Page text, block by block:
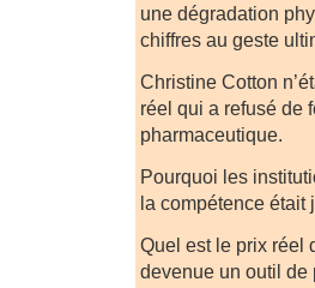
une dégradation
chiffres au geste
Christine Cotton
réel qui a refusé de
pharmaceutique.
Pourquoi les
la compétence était
Quel est le prix réel
devenue un outil de